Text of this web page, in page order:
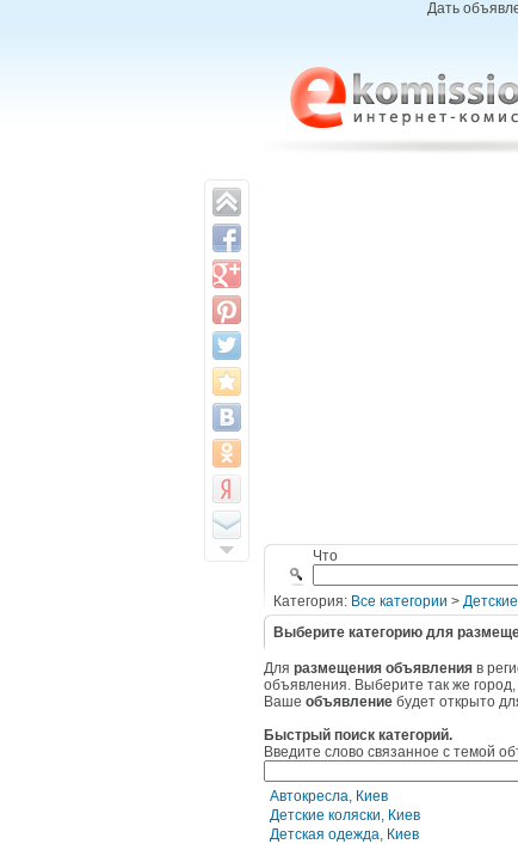
Дать
Что
Категория: Все категории >
Выберите категорию для
Для размещения объявления в
объявления. Выберите так же
Ваше объявление будет открыто
Быстрый поиск категорий.
Введите слово связанное с темой
Автокресла, Киев
Детские коляски, Киев
Детская одежда, Киев